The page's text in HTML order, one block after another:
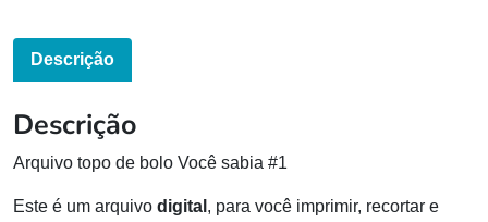
Descrição
Descrição
Arquivo topo de bolo Você sabia #1
Este é um arquivo digital , para você imprimir, recortar e